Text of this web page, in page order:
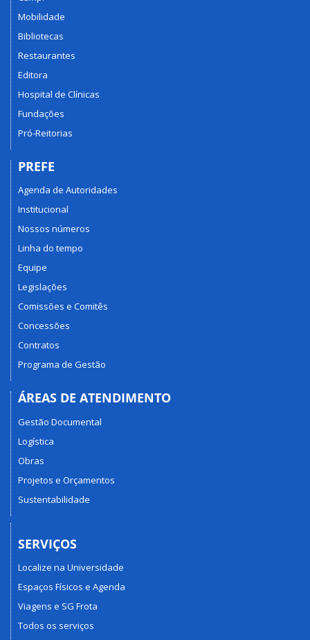
Mobilidade
Bibliotecas
Restaurantes
Editora
Hospital de Clínicas
Fundações
Pró-Reitorias
PREFE
Agenda de Autoridades
Institucional
Nossos números
Linha do tempo
Equipe
Legislações
Comissões e Comitês
Concessões
Contratos
Programa de Gestão
ÁREAS DE ATENDIMENTO
Gestão Documental
Logística
Obras
Projetos e Orçamentos
Sustentabilidade
SERVIÇOS
Localize na Universidade
Espaços Físicos e Agenda
Viagens e SG Frota
Todos os serviços